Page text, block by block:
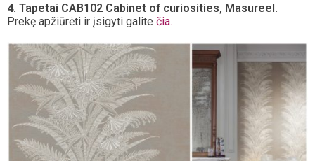
4. Tapetai CAB102 Cabinet of curiosities, Masureel.
Prekę apžiūrėti ir įsigyti galite čia.